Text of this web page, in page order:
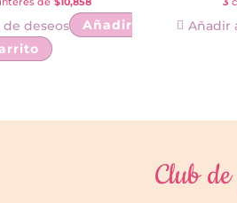
de deseos
Añadir
Añadir
Club